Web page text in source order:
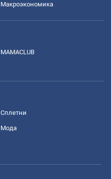
Mакроэкономика
MAMACLUB
Сплетни
Мода